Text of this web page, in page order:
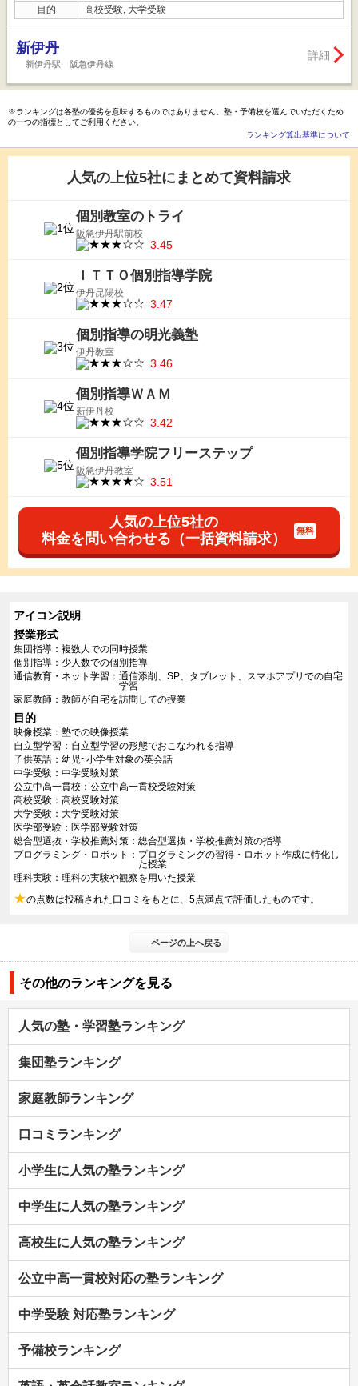
目的 高校受験, 大学受験
新伊丹
新伊丹駅 阪急伊丹線
詳細
※ランキングは各塾の優劣を意味するものではありません。塾・予備校を選んでいただくため
の一つの指標としてご利用ください。
ランキング算出基準について
人気の上位5社にまとめて資料請求
個別教室のトライ
阪急伊丹駅前校
3.45
ＩＴＴＯ個別指導学院
伊丹昆陽校
3.47
個別指導の明光義塾
伊丹教室
3.46
個別指導ＷＡＭ
新伊丹校
3.42
個別指導学院フリーステップ
阪急伊丹教室
3.51
人気の上位5社の
料金を問い合わせる（一括資料請求）
アイコン説明
授業形式
集団指導
複数人での同時授業
個別指導
少人数での個別指導
通信教育・ネット学習
通信添削、SP、タブレット、スマホアプリでの自宅
学習
家庭教師
教師が自宅を訪問しての授業
目的
映像授業
塾での映像授業
自立型学習
自立型学習の形態でおこなわれる指導
子供英語
幼児~小学生対象の英会話
中学受験
中学受験対策
公立中高一貫校
公立中高一貫校受験対策
高校受験
高校受験対策
大学受験
大学受験対策
医学部受験
医学部受験対策
総合型選抜・学校推薦対策
総合型選抜・学校推薦対策の指導
プログラミング・ロボット
プログラミングの習得・ロボット作成に特化し
た授業
理科実験
理科の実験や観察を用いた授業
★の点数は投稿された口コミをもとに、5点満点で評価したものです。
ページの上へ戻る
その他のランキングを見る
人気の塾・学習塾ランキング
集団塾ランキング
家庭教師ランキング
口コミランキング
小学生に人気の塾ランキング
中学生に人気の塾ランキング
高校生に人気の塾ランキング
公立中高一貫校対応の塾ランキング
中学受験 対応塾ランキング
予備校ランキング